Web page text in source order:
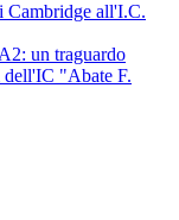
Cambridge all'I.C.
un traguardo
dell'IC "Abate F.